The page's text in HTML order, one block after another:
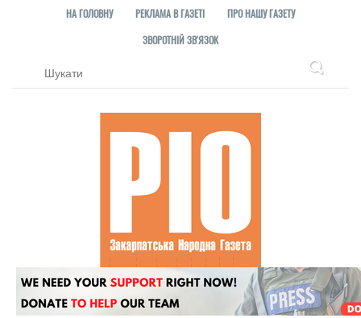
НА ГОЛОВНУ РЕКЛАМА В ГАЗЕТІ
ПРО НАШУ ГАЗЕТУ
ЗВОРОТНІЙ ЗВ'ЯЗОК